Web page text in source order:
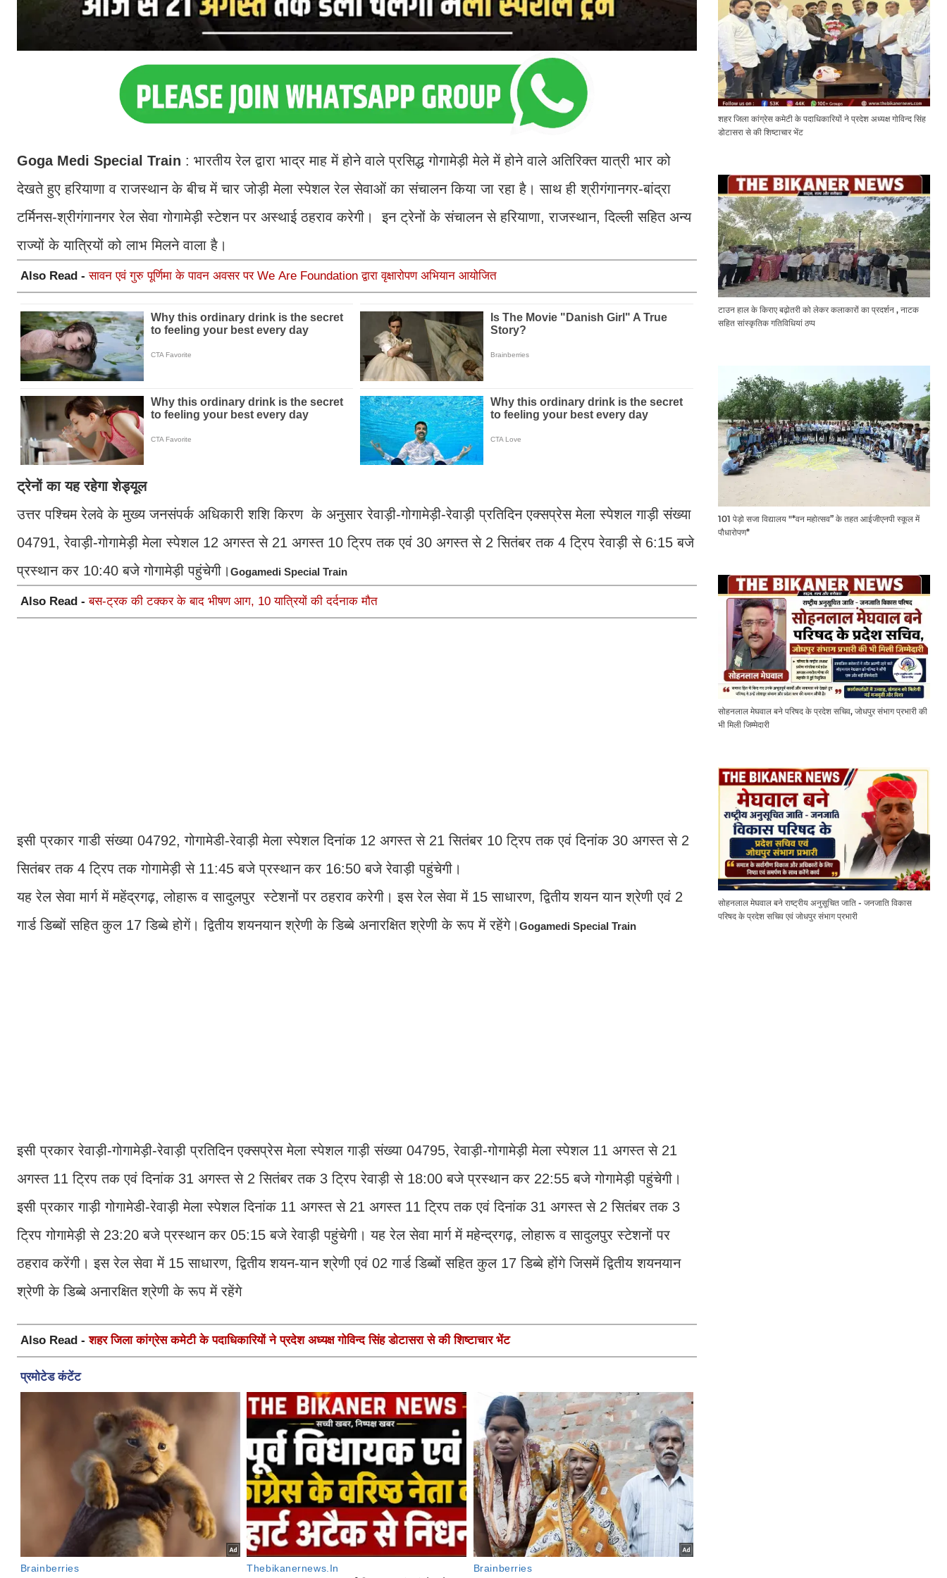
Goga Medi Special Train : भारतीय रेल द्वारा भाद्र माह में होने वाले प्रसिद्ध गोगामेड़ी मेले में होने वाले अतिरिक्त यात्री भार को
देखते हुए हरियाणा व राजस्थान के बीच में चार जोड़ी मेला स्पेशल रेल सेवाओं का संचालन किया जा रहा है। साथ ही श्रीगंगानगर-बांद्रा
टर्मिनस-श्रीगंगानगर रेल सेवा गोगामेड़ी स्टेशन पर अस्थाई ठहराव करेगी। इन ट्रेनों के संचालन से हरियाणा, राजस्थान, दिल्ली सहित अन्य
राज्यों के यात्रियों को लाभ मिलने वाला है।
Also Read -सावन एवं गुरु पूर्णिमा के पावन अवसर पर We Are Foundation द्वारा वृक्षारोपण अभियान आयोजित
ट्रेनों का यह रहेगा शेड्यूल
उत्तर पश्चिम रेलवे के मुख्य जनसंपर्क अधिकारी शशि किरण के अनुसार रेवाड़ी-गोगामेड़ी-रेवाड़ी प्रतिदिन एक्सप्रेस मेला स्पेशल गाड़ी संख्या
04791, रेवाड़ी-गोगामेड़ी मेला स्पेशल 12 अगस्त से 21 अगस्त 10 ट्रिप तक एवं 30 अगस्त से 2 सितंबर तक 4 ट्रिप रेवाड़ी से 6:15 बजे
प्रस्थान कर 10:40 बजे गोगामेड़ी पहुंचेगी। Gogamedi Special Train
Also Read -बस-ट्रक की टक्कर के बाद भीषण आग, 10 यात्रियों की दर्दनाक मौत
इसी प्रकार गाडी संख्या 04792, गोगामेडी-रेवाड़ी मेला स्पेशल दिनांक 12 अगस्त से 21 सितंबर 10 ट्रिप तक एवं दिनांक 30 अगस्त से 2
सितंबर तक 4 ट्रिप तक गोगामेड़ी से 11:45 बजे प्रस्थान कर 16:50 बजे रेवाड़ी पहुंचेगी।
यह रेल सेवा मार्ग में महेंद्रगढ़, लोहारू व सादुलपुर स्टेशनों पर ठहराव करेगी। इस रेल सेवा में 15 साधारण, द्वितीय शयन यान श्रेणी एवं 2
गार्ड डिब्बों सहित कुल 17 डिब्बे होगें। द्वितीय शयनयान श्रेणी के डिब्बे अनारक्षित श्रेणी के रूप में रहेंगे। Gogamedi Special Train
इसी प्रकार रेवाड़ी-गोगामेड़ी-रेवाड़ी प्रतिदिन एक्सप्रेस मेला स्पेशल गाड़ी संख्या 04795, रेवाड़ी-गोगामेड़ी मेला स्पेशल 11 अगस्त से 21
अगस्त 11 ट्रिप तक एवं दिनांक 31 अगस्त से 2 सितंबर तक 3 ट्रिप रेवाड़ी से 18:00 बजे प्रस्थान कर 22:55 बजे गोगामेड़ी पहुंचेगी।
इसी प्रकार गाड़ी गोगामेडी-रेवाड़ी मेला स्पेशल दिनांक 11 अगस्त से 21 अगस्त 11 ट्रिप तक एवं दिनांक 31 अगस्त से 2 सितंबर तक 3
ट्रिप गोगामेड़ी से 23:20 बजे प्रस्थान कर 05:15 बजे रेवाड़ी पहुंचेगी। यह रेल सेवा मार्ग में महेन्द्रगढ़, लोहारू व सादुलपुर स्टेशनों पर
ठहराव करेंगी। इस रेल सेवा में 15 साधारण, द्वितीय शयन-यान श्रेणी एवं 02 गार्ड डिब्बों सहित कुल 17 डिब्बे होंगे जिसमें द्वितीय शयनयान
श्रेणी के डिब्बे अनारक्षित श्रेणी के रूप में रहेंगे
Also Read -शहर जिला कांग्रेस कमेटी के पदाधिकारियों ने प्रदेश अध्यक्ष गोविन्द सिंह डोटासरा से की शिष्टाचार भेंट
शहर जिला कांग्रेस कमेटी के पदाधिकारियों ने प्रदेश अध्यक्ष गोविन्द सिंह
डोटासरा से की शिष्टाचार भेंट
टाउन हाल के किराए बढ़ोतरी को लेकर कलाकारों का प्रदर्शन , नाटक
सहित सांस्कृतिक गतिविधियां ठप्प
101 पेड़ो सजा विद्यालय "*वन महोत्सव” के तहत आईजीएनपी स्कूल में
पौधारोपण*
सोहनलाल मेघवाल बने परिषद के प्रदेश सचिव, जोधपुर संभाग प्रभारी की
भी मिली जिम्मेदारी
सोहनलाल मेघवाल बने राष्ट्रीय अनुसूचित जाति - जनजाति विकास
परिषद के प्रदेश सचिव एवं जोधपुर संभाग प्रभारी